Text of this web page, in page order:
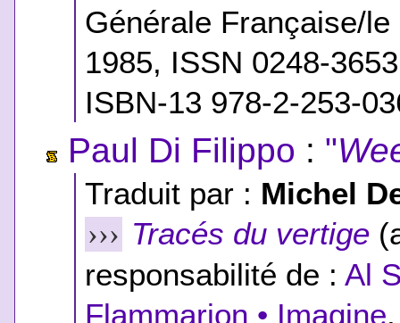
Générale Française/
1985, ISSN 0248-
ISBN-13 978-2-253-
Paul Di Filippo : "
Traduit par : Michel
››› Tracés du vertige
responsabilité de : Al
Flammarion • Imagine